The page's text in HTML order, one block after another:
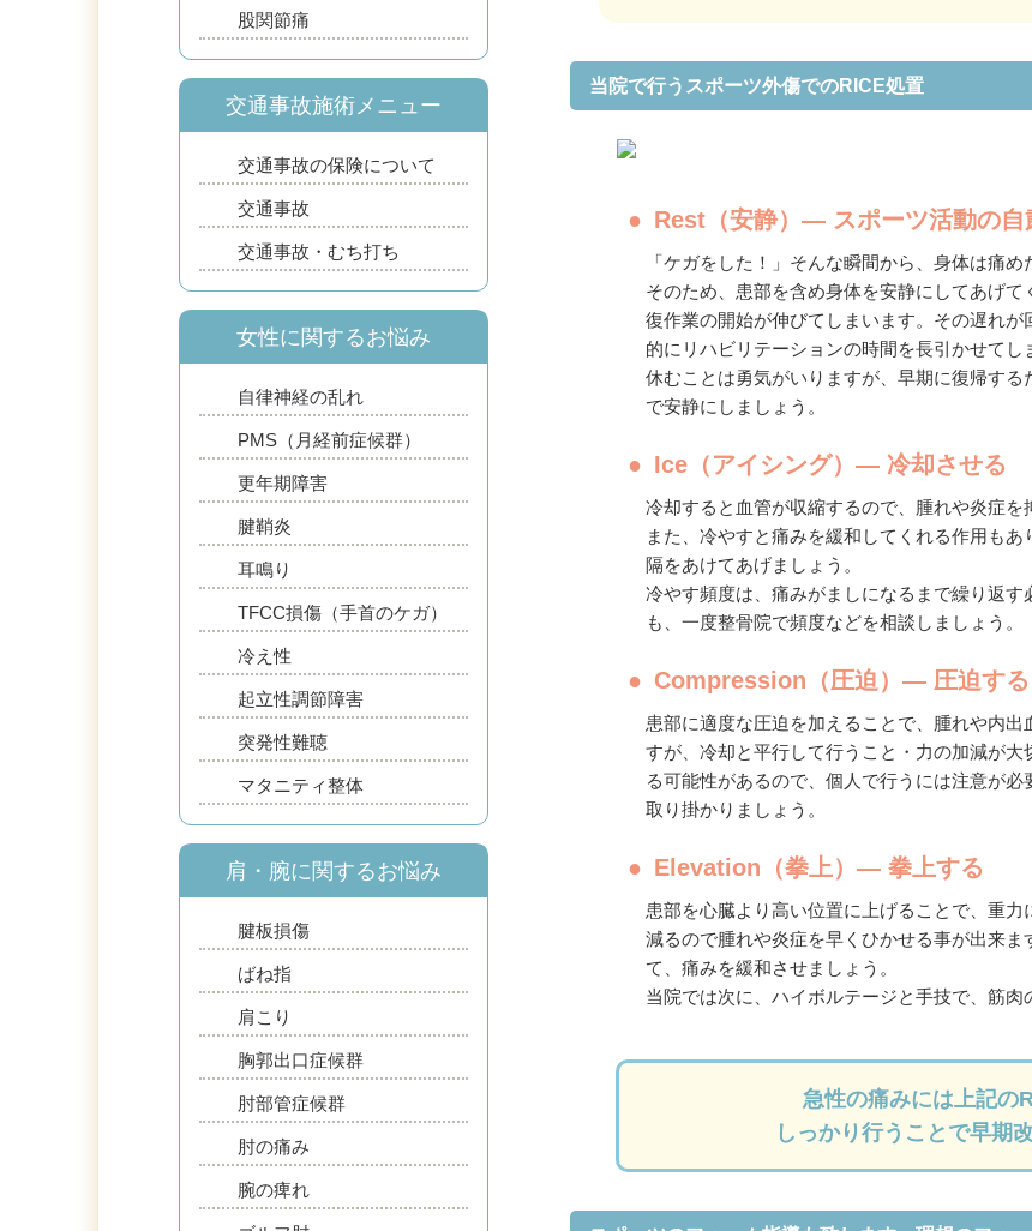
当院で行うスポーツ外傷でのRICE処置
Rest（安静）― スポーツ活動の自
「ケガをした！」そんな瞬間から、身体は痛め
そのため、患部を含め身体を安静にしてあげ
復作業の開始が伸びてしまいます。その遅れ
的にリハビリテーションの時間を長引かせてし
休むことは勇気がいりますが、早期に復帰す
で安静にしましょう。
Ice（アイシング）― 冷却させる
冷却すると血管が収縮するので、腫れや炎症を
また、冷やすと痛みを緩和してくれる作用も
隔をあけてあげましょう。
冷やす頻度は、痛みがましになるまで繰り返
も、一度整骨院で頻度などを相談しましょう。
Compression（圧迫）― 圧迫する
患部に適度な圧迫を加えることで、腫れや内
すが、冷却と平行して行うこと・力の加減が
る可能性があるので、個人で行うには注意が
取り掛かりましょう。
Elevation（拳上）― 拳上する
患部を心臓より高い位置に上げることで、重
減るので腫れや炎症を早くひかせる事が出来
て、痛みを緩和させましょう。
当院では次に、ハイボルテージと手技で、筋肉
急性の痛みには上記の
しっかり行うことで早期
股関節痛
交通事故施術メニュー
交通事故の保険について
交通事故
交通事故・むち打ち
女性に関するお悩み
自律神経の乱れ
PMS（月経前症候群）
更年期障害
腱鞘炎
耳鳴り
TFCC損傷（手首のケガ）
冷え性
起立性調節障害
突発性難聴
マタニティ整体
肩・腕に関するお悩み
腱板損傷
ばね指
肩こり
胸郭出口症候群
肘部管症候群
肘の痛み
腕の痺れ